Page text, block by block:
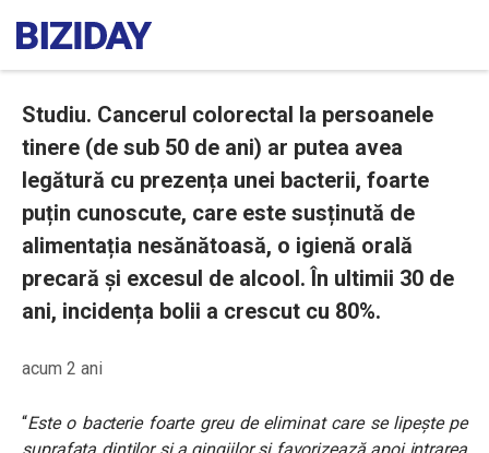
Studiu. Cancerul colorectal la persoanele
tinere (de sub 50 de ani) ar putea avea
legătură cu prezența unei bacterii, foarte
puțin cunoscute, care este susținută de
alimentația nesănătoasă, o igienă orală
precară și excesul de alcool. În ultimii 30 de
ani, incidența bolii a crescut cu 80%.
acum 2 ani
“Este o bacterie foarte greu de eliminat care se lipește pe